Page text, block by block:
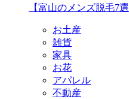
【富山のメンズ脱毛7
お土産
雑貨
家具
お花
アパレル
不動産